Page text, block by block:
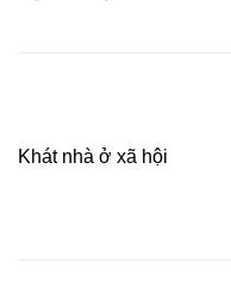
Khát nhà ở xã hội